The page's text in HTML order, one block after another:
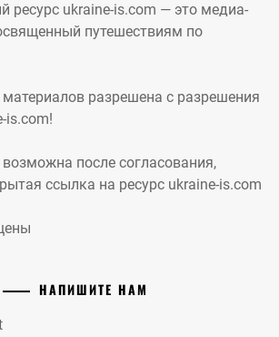
ресурс ukraine-is.com — это медиа-
путешествиям по
разрешена с разрешения
is.com!
после согласования,
ссылка на ресурс ukraine-is.com
НАПИШИТЕ НАМ